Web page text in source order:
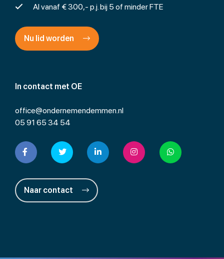
In contact met OE
office@ondernemendemmen.nl
05 91 65 34 54
Naar contact
Al vanaf € 300,- p.j. bij 5 of minder FTE
Nu lid worden